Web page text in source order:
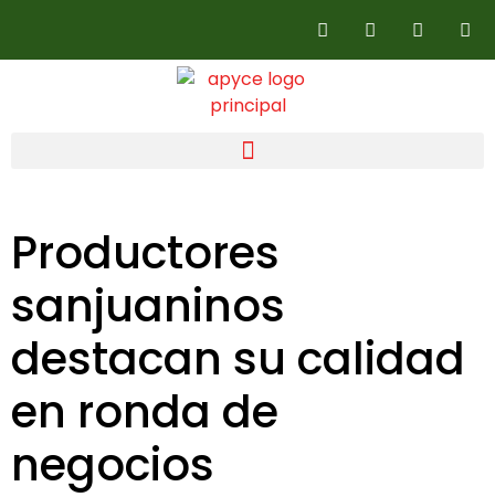
Productores
sanjuaninos
destacan su calidad
en ronda de
negocios